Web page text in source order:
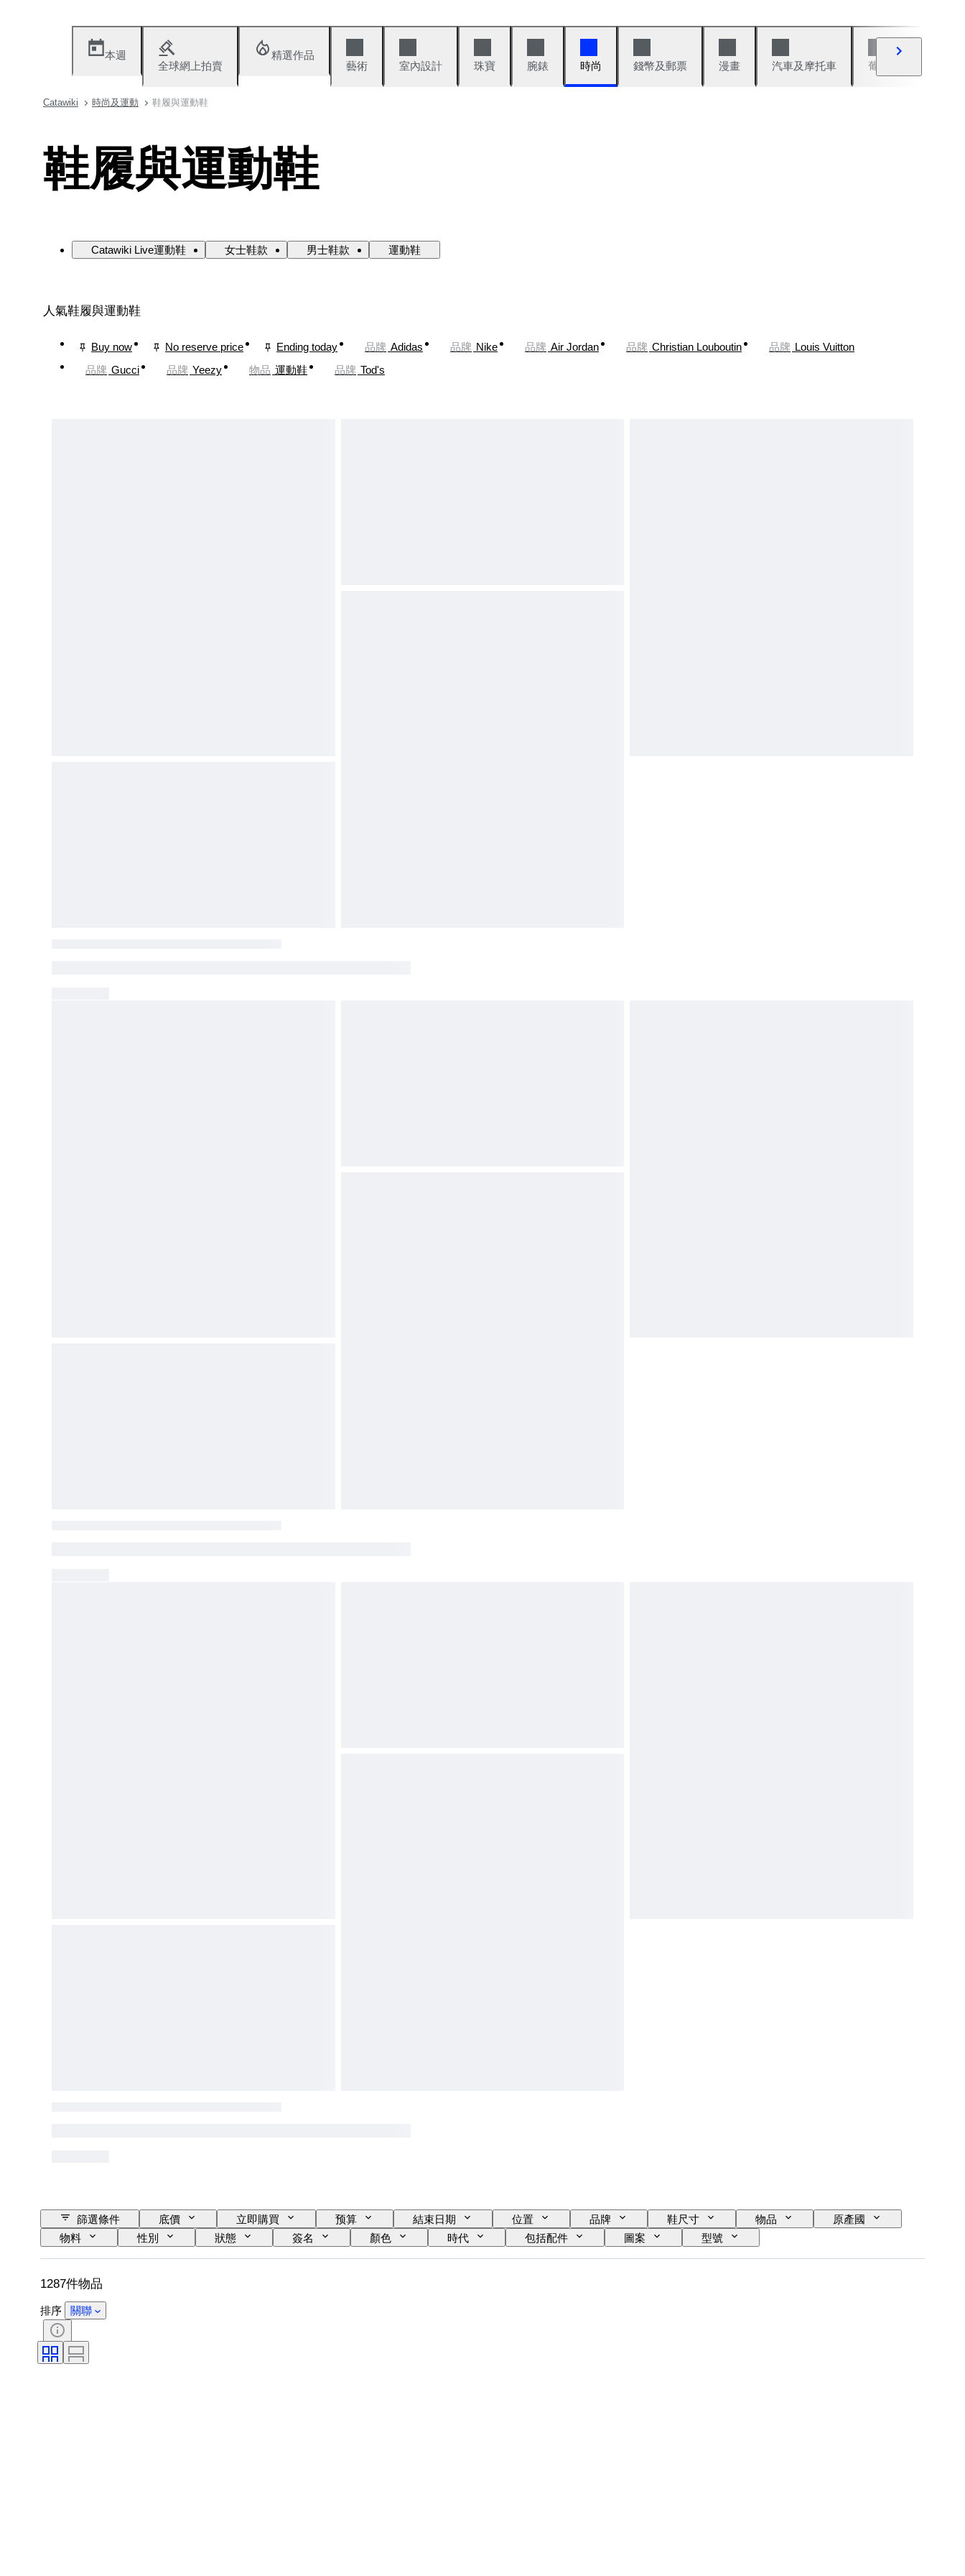
本週
全球網上拍賣
精選作品
藝術
室內設計 珠寶 腕錶 時尚 錢幣及郵票 漫畫 汽車及摩托車 葡萄酒與烈酒
Catawiki 時尚及運動 鞋履與運動鞋
鞋履與運動鞋
Catawiki Live運動鞋 女士鞋款 男士鞋款 運動鞋
人氣鞋履與運動鞋
Buy now No reserve price Ending today 品牌 Adidas 品牌 Nike 品牌 Air Jordan 品牌 Christian Louboutin 品牌 Louis Vuitton
品牌 Gucci 品牌 Yeezy 物品 運動鞋 品牌 Tod's
篩選條件 底價 立即購買 预算 結束日期 位置 品牌 鞋尺寸 物品
原產國
物料
性別 狀態 簽名 顏色 時代 包括配件 圖案 型號
1287件物品
排序 關聯